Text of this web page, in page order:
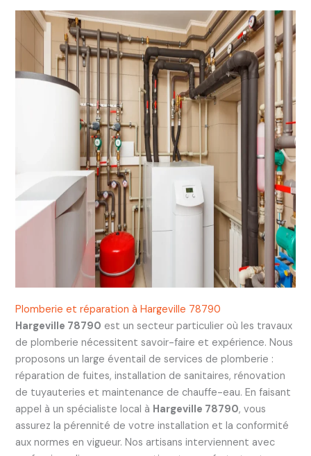
Plomberie et réparation à Hargeville 78790
Hargeville 78790 est un secteur particulier où les travaux
de plomberie nécessitent savoir-faire et expérience. Nous
proposons un large éventail de services de plomberie :
réparation de fuites, installation de sanitaires, rénovation
de tuyauteries et maintenance de chauffe-eau. En faisant
appel à un spécialiste local à Hargeville 78790, vous
assurez la pérennité de votre installation et la conformité
aux normes en vigueur. Nos artisans interviennent avec